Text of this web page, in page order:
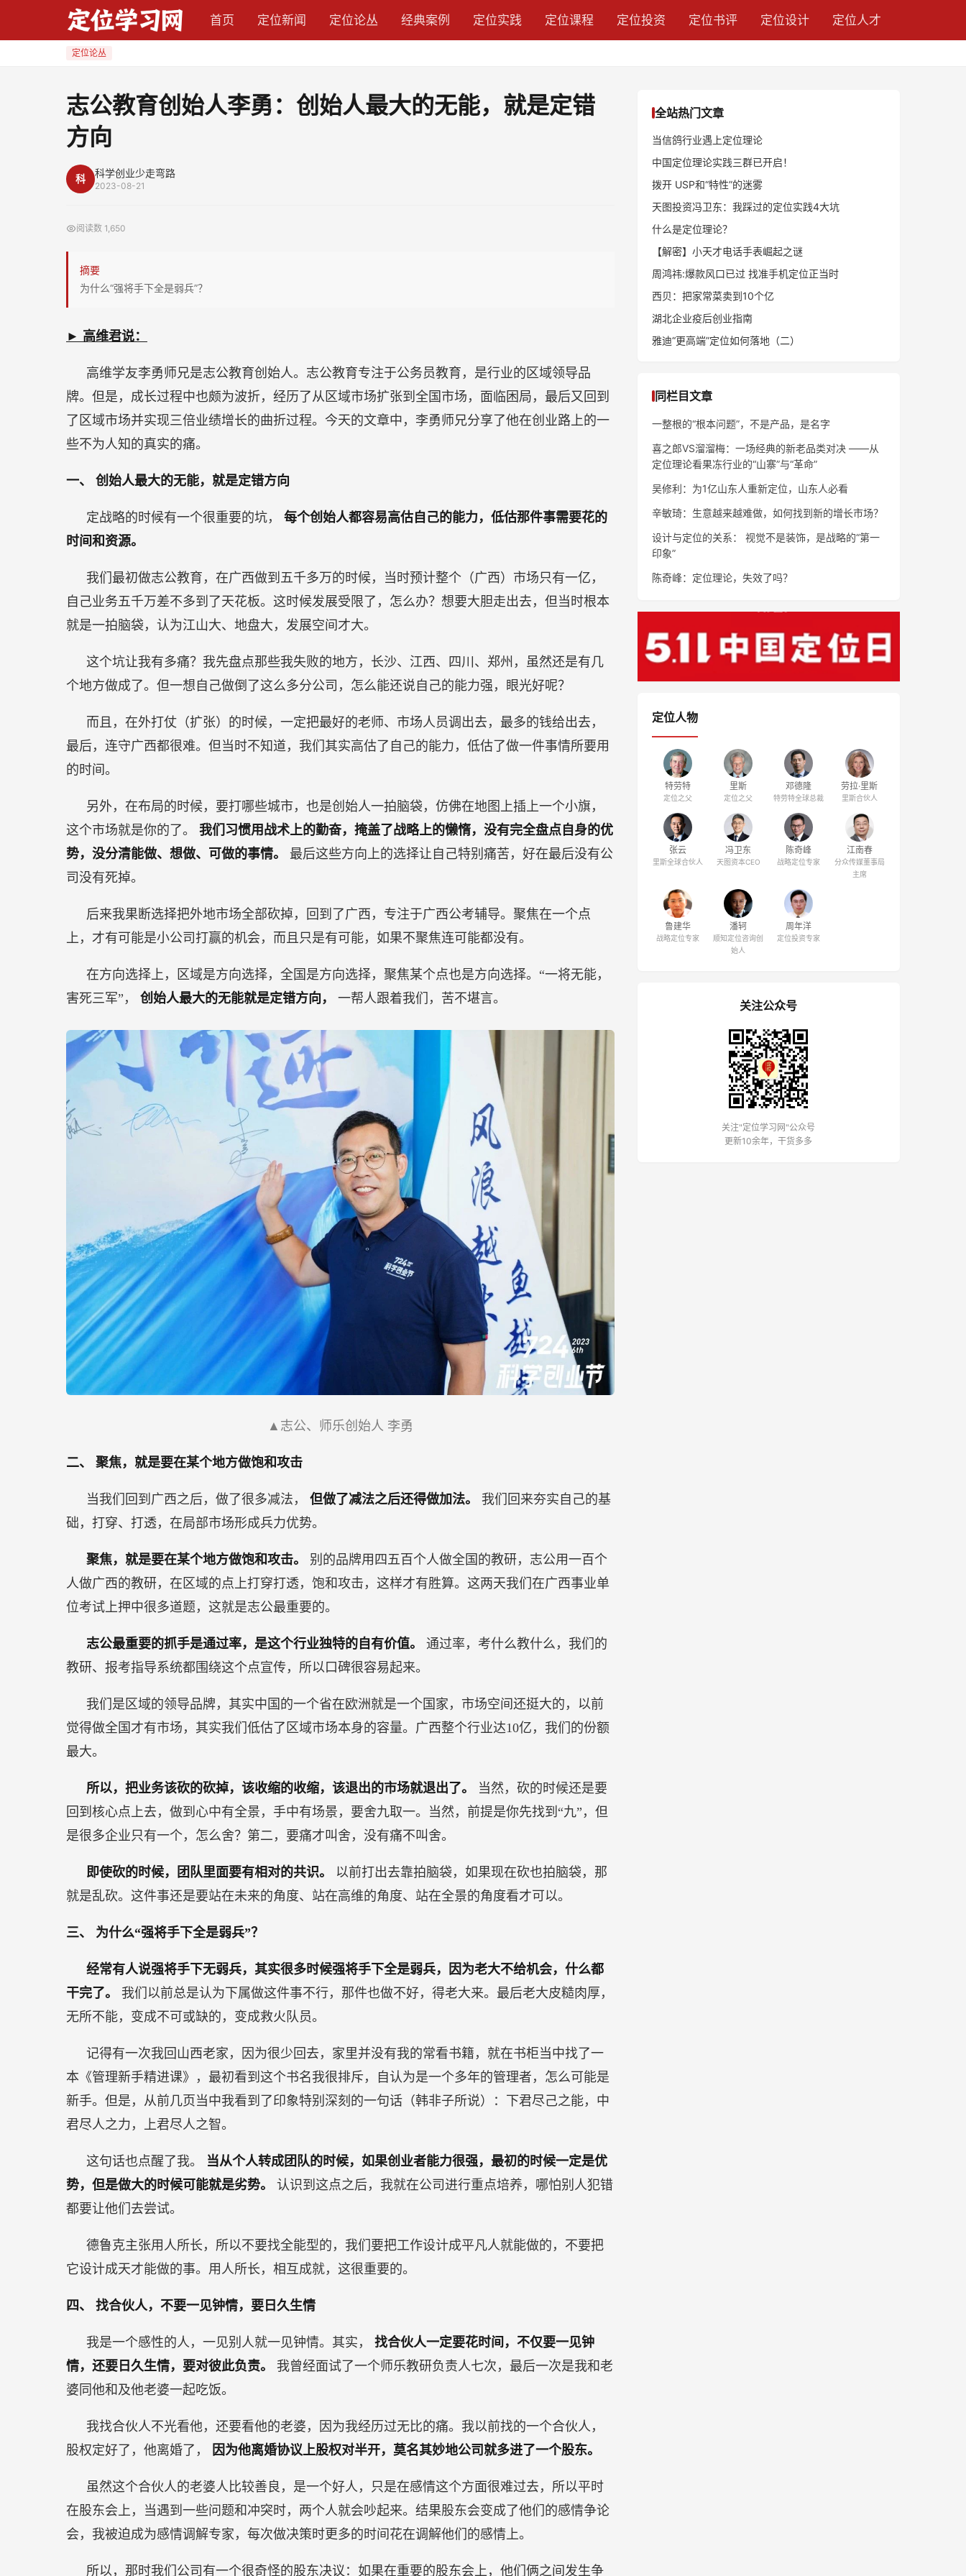
首页 定位新闻 定位论丛 经典案例 定位实践 定位课程 定位投资 定位书评 定位设计 定位人才
定位论丛
志公教育创始人李勇：创始人最大的无能，就是定错
方向
科 科学创业少走弯路
2023-08-21
阅读数 1,650
摘要
为什么“强将手下全是弱兵”？
► 高维君说：
高维学友李勇师兄是志公教育创始人。志公教育专注于公务员教育，是行业的区域领导品
牌。但是，成长过程中也颇为波折，经历了从区域市场扩张到全国市场，面临困局，最后又回到
了区域市场并实现三倍业绩增长的曲折过程。今天的文章中，李勇师兄分享了他在创业路上的一
些不为人知的真实的痛。
一、 创始人最大的无能，就是定错方向
定战略的时候有一个很重要的坑， 每个创始人都容易高估自己的能力，低估那件事需要花的
时间和资源。
我们最初做志公教育，在广西做到五千多万的时候，当时预计整个（广西）市场只有一亿，
自己业务五千万差不多到了天花板。这时候发展受限了，怎么办？想要大胆走出去，但当时根本
就是一拍脑袋，认为江山大、地盘大，发展空间才大。
这个坑让我有多痛？我先盘点那些我失败的地方，长沙、江西、四川、郑州，虽然还是有几
个地方做成了。但一想自己做倒了这么多分公司，怎么能还说自己的能力强，眼光好呢？
而且，在外打仗（扩张）的时候，一定把最好的老师、市场人员调出去，最多的钱给出去，
最后，连守广西都很难。但当时不知道，我们其实高估了自己的能力，低估了做一件事情所要用
的时间。
另外，在布局的时候，要打哪些城市，也是创始人一拍脑袋，仿佛在地图上插上一个小旗，
这个市场就是你的了。 我们习惯用战术上的勤奋，掩盖了战略上的懒惰，没有完全盘点自身的优
势，没分清能做、想做、可做的事情。 最后这些方向上的选择让自己特别痛苦，好在最后没有公
司没有死掉。
后来我果断选择把外地市场全部砍掉，回到了广西，专注于广西公考辅导。聚焦在一个点
上，才有可能是小公司打赢的机会，而且只是有可能，如果不聚焦连可能都没有。
在方向选择上，区域是方向选择，全国是方向选择，聚焦某个点也是方向选择。“一将无能，
害死三军”， 创始人最大的无能就是定错方向， 一帮人跟着我们，苦不堪言。
▲志公、师乐创始人 李勇
二、 聚焦，就是要在某个地方做饱和攻击
当我们回到广西之后，做了很多减法， 但做了减法之后还得做加法。 我们回来夯实自己的基
础，打穿、打透，在局部市场形成兵力优势。
聚焦，就是要在某个地方做饱和攻击。 别的品牌用四五百个人做全国的教研，志公用一百个
人做广西的教研，在区域的点上打穿打透，饱和攻击，这样才有胜算。这两天我们在广西事业单
位考试上押中很多道题，这就是志公最重要的。
志公最重要的抓手是通过率，是这个行业独特的自有价值。 通过率，考什么教什么，我们的
教研、报考指导系统都围绕这个点宣传，所以口碑很容易起来。
我们是区域的领导品牌，其实中国的一个省在欧洲就是一个国家，市场空间还挺大的，以前
觉得做全国才有市场，其实我们低估了区域市场本身的容量。广西整个行业达10亿，我们的份额
最大。
所以，把业务该砍的砍掉，该收缩的收缩，该退出的市场就退出了。 当然，砍的时候还是要
回到核心点上去，做到心中有全景，手中有场景，要舍九取一。当然，前提是你先找到“九”，但
是很多企业只有一个，怎么舍？第二，要痛才叫舍，没有痛不叫舍。
即使砍的时候，团队里面要有相对的共识。 以前打出去靠拍脑袋，如果现在砍也拍脑袋，那
就是乱砍。这件事还是要站在未来的角度、站在高维的角度、站在全景的角度看才可以。
三、 为什么“强将手下全是弱兵”？
经常有人说强将手下无弱兵，其实很多时候强将手下全是弱兵，因为老大不给机会，什么都
干完了。 我们以前总是认为下属做这件事不行，那件也做不好，得老大来。最后老大皮糙肉厚，
无所不能，变成不可或缺的，变成救火队员。
记得有一次我回山西老家，因为很少回去，家里并没有我的常看书籍，就在书柜当中找了一
本《管理新手精进课》，最初看到这个书名我很排斥，自认为是一个多年的管理者，怎么可能是
新手。但是，从前几页当中我看到了印象特别深刻的一句话（韩非子所说）：下君尽己之能，中
君尽人之力，上君尽人之智。
这句话也点醒了我。 当从个人转成团队的时候，如果创业者能力很强，最初的时候一定是优
势，但是做大的时候可能就是劣势。 认识到这点之后，我就在公司进行重点培养，哪怕别人犯错
都要让他们去尝试。
德鲁克主张用人所长，所以不要找全能型的，我们要把工作设计成平凡人就能做的，不要把
它设计成天才能做的事。用人所长，相互成就，这很重要的。
四、 找合伙人，不要一见钟情，要日久生情
我是一个感性的人，一见别人就一见钟情。其实， 找合伙人一定要花时间，不仅要一见钟
情，还要日久生情，要对彼此负责。 我曾经面试了一个师乐教研负责人七次，最后一次是我和老
婆同他和及他老婆一起吃饭。
我找合伙人不光看他，还要看他的老婆，因为我经历过无比的痛。我以前找的一个合伙人，
股权定好了，他离婚了，
因为他离婚协议上股权对半开，莫名其妙地公司就多进了一个股东。
虽然这个合伙人的老婆人比较善良，是一个好人，只是在感情这个方面很难过去，所以平时
在股东会上，当遇到一些问题和冲突时，两个人就会吵起来。结果股东会变成了他们的感情争论
会，我被迫成为感情调解专家，每次做决策时更多的时间花在调解他们的感情上。
所以，那时我们公司有一个很奇怪的股东决议：如果在重要的股东会上，他们俩之间发生争
全站热门文章
当信鸽行业遇上定位理论
中国定位理论实践三群已开启！
拨开 USP和“特性”的迷雾
天图投资冯卫东：我踩过的定位实践4大坑
什么是定位理论？
【解密】小天才电话手表崛起之谜
周鸿祎:爆款风口已过 找准手机定位正当时
西贝：把家常菜卖到10个亿
湖北企业疫后创业指南
雅迪“更高端”定位如何落地（二）
同栏目文章
一整根的“根本问题”，不是产品，是名字
喜之郎VS溜溜梅：一场经典的新老品类对决 ——从
定位理论看果冻行业的“山寨”与“革命”
吴修利：为1亿山东人重新定位，山东人必看
辛敏琦：生意越来越难做，如何找到新的增长市场？
设计与定位的关系： 视觉不是装饰，是战略的“第一
印象”
陈奇峰：定位理论，失效了吗？
定位人物
特劳特
定位之父
里斯
定位之父
邓德隆
特劳特全球总裁
劳拉·里斯
里斯合伙人
张云
里斯全球合伙人
冯卫东
天图资本CEO
陈奇峰
战略定位专家
江南春
分众传媒董事局
主席
鲁建华
战略定位专家
潘轲
顺知定位咨询创
始人
周年洋
定位投资专家
关注公众号
关注"定位学习网"公众号
更新10余年，干货多多